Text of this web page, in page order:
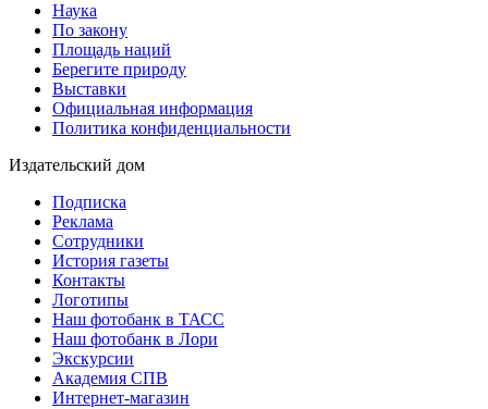
Наука
По закону
Площадь наций
Берегите природу
Выставки
Официальная информация
Политика конфиденциальности
Издательский дом
Подписка
Реклама
Сотрудники
История газеты
Контакты
Логотипы
Наш фотобанк в ТАСС
Наш фотобанк в Лори
Экскурсии
Академия СПВ
Интернет-магазин